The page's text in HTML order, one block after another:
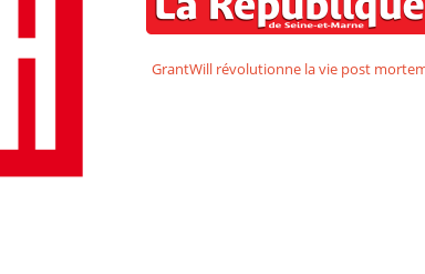
GrantWill révolutionne la vie post